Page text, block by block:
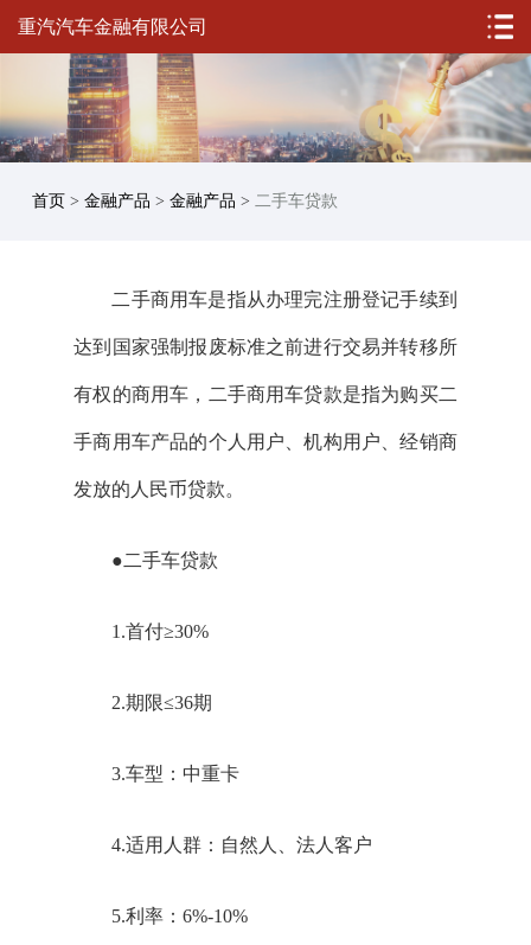
重汽汽车金融有限公司
首页> 金融产品 > 金融产品 > 二手车贷款
二手商用车是指从办理完注册登记手续到
达到国家强制报废标准之前进行交易并转移所
有权的商用车，二手商用车贷款是指为购买二
手商用车产品的个人用户、机构用户、经销商
发放的人民币贷款。
●二手车贷款
1.首付≥30%
2.期限≤36期
3.车型：中重卡
4.适用人群：自然人、法人客户
5.利率：6%-10%